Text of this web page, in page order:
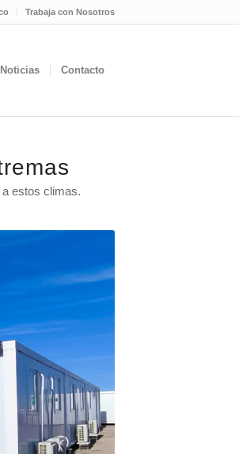
Trabaja con Nosotros
Noticias Contacto
estos climas.